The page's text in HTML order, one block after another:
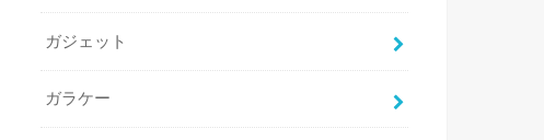
ガジェット
ガラケー